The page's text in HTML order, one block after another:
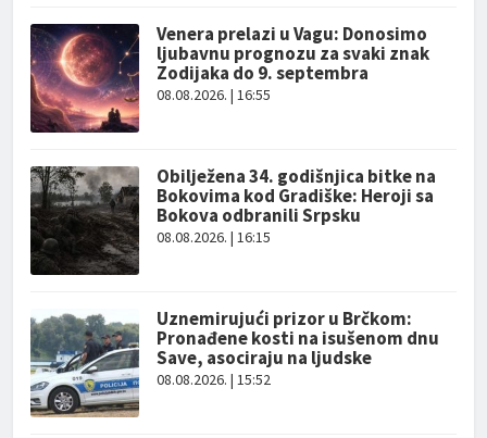
Venera prelazi u Vagu: Donosimo
ljubavnu prognozu za svaki znak
Zodijaka do 9. septembra
08.08.2026. | 16:55
Obilježena 34. godišnjica bitke na
Bokovima kod Gradiške: Heroji sa
Bokova odbranili Srpsku
08.08.2026. | 16:15
Uznemirujući prizor u Brčkom:
Pronađene kosti na isušenom dnu
Save, asociraju na ljudske
08.08.2026. | 15:52